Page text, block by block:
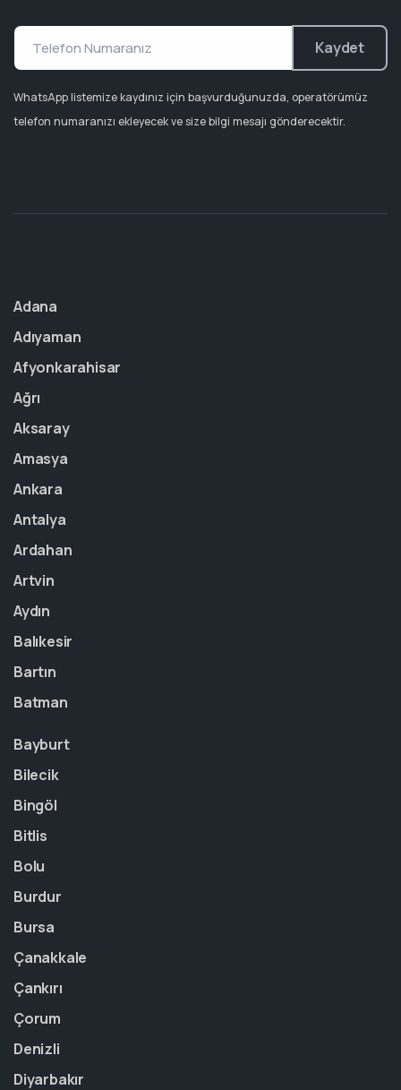
Kaydet
WhatsApp listemize kaydınız için başvurduğunuzda, operatörümüz
telefon numaranızı ekleyecek ve size bilgi mesajı gönderecektir.
Adana
Adıyaman
Afyonkarahisar
Ağrı
Aksaray
Amasya
Ankara
Antalya
Ardahan
Artvin
Aydın
Balıkesir
Bartın
Batman
Bayburt
Bilecik
Bingöl
Bitlis
Bolu
Burdur
Bursa
Çanakkale
Çankırı
Çorum
Denizli
Diyarbakır